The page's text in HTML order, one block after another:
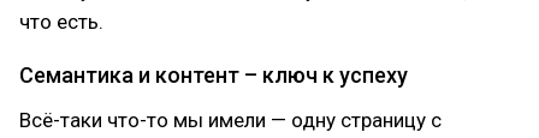
что есть.
Семантика и контент – ключ к успеху
Всё-таки что-то мы имели — одну страницу с